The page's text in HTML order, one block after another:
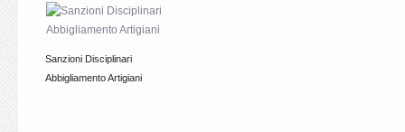
Sanzioni Disciplinari
Abbigliamento Artigiani